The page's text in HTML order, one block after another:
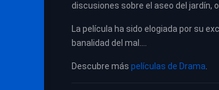
discusiones sobre el aseo del jardín,
La película ha sido elogiada por su
banalidad del mal….
Descubre más películas de Drama